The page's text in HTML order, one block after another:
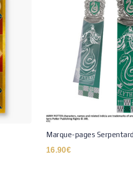
Marque-pages Serpentard
16.90€